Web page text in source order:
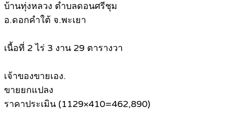
บ้านทุ่งหลวง ตำบลดอนศรีชุม
อ.ดอกคำใต้ จ.พะเยา
เนื้อที่ 2 ไร่ 3 งาน 29 ตารางวา
เจ้าของขายเอง.
ขายยกแปลง
ราคาประเมิน (1129×410=462,890)